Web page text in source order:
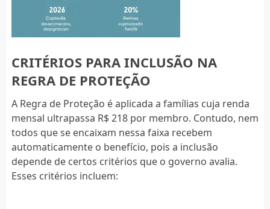
CRITÉRIOS PARA INCLUSÃO NA
REGRA DE PROTEÇÃO
A Regra de Proteção é aplicada a famílias cuja renda
mensal ultrapassa R$ 218 por membro. Contudo, nem
todos que se encaixam nessa faixa recebem
automaticamente o benefício, pois a inclusão
depende de certos critérios que o governo avalia.
Esses critérios incluem: